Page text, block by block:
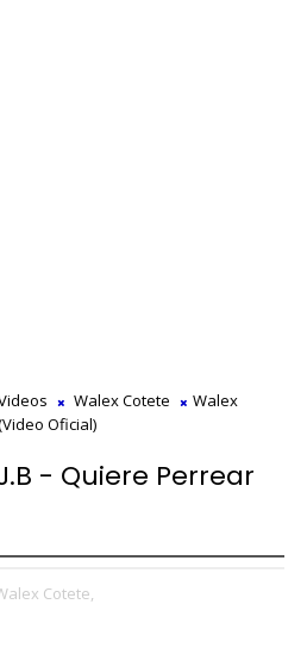
Walex Cotete
Walex
Oficial)
- Quiere Perrear
Cotete,